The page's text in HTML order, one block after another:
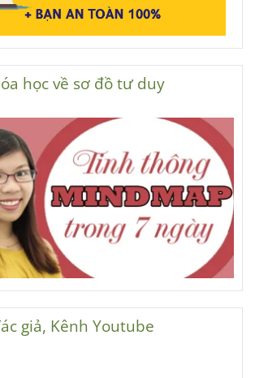
học về sơ đồ tư duy
giả, Kênh Youtube